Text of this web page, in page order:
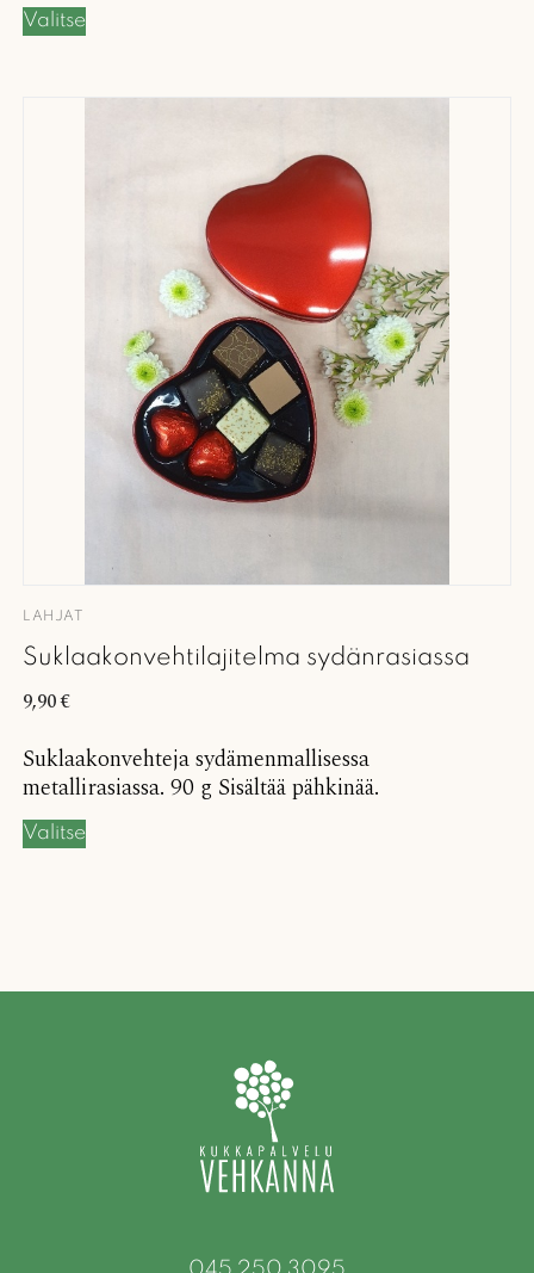
Valitse
LAHJAT
Suklaakonvehtilajitelma sydänrasiassa
9,90€
Suklaakonvehteja sydämenmallisessa
metallirasiassa. 90 g Sisältää pähkinää.
Valitse